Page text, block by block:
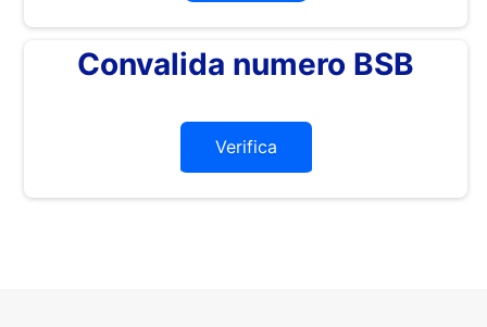
Convalida numero BSB
Verifica